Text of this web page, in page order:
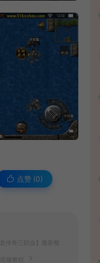
点赞 (0)
传奇三职业】最新整
建教程